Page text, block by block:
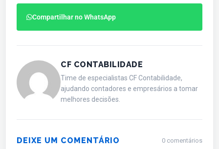
Compartilhar no WhatsApp
CF CONTABILIDADE
Time de especialistas CF Contabilidade,
ajudando contadores e empresários a tomar
melhores decisões.
DEIXE UM COMENTÁRIO 0 comentários